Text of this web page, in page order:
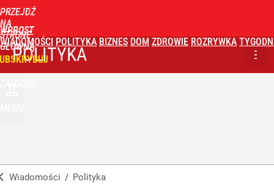
PRZEJDŹ
NA
STRONĘ
GŁÓWNĄ
WPROST
WIADOMOŚCI POLITYKA BIZNES DOM ZDROWIE ROZRYWKA
POLITYKA
Wiadomości / Polityka